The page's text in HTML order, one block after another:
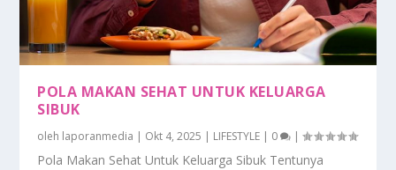
POLA MAKAN SEHAT UNTUK KELUARGA
SIBUK
oleh laporanmedia | Okt 4, 2025 | LIFESTYLE | 0 |
Pola Makan Sehat Untuk Keluarga Sibuk Tentunya